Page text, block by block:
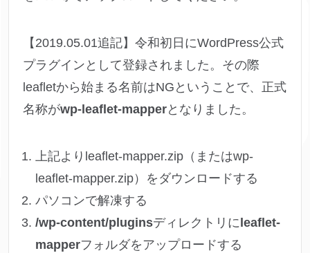
【2019.05.01追記】令和初日にWordPress公式
プラグインとして登録されました。その際
leafletから始まる名前はNGということで、正式
名称がwp-leaflet-mapperとなりました。
上記よりleaflet-mapper.zip（またはwp-
leaflet-mapper.zip）をダウンロードする
パソコンで解凍する
/wp-content/pluginsディレクトリに leaflet-
mapperフォルダをアップロードする